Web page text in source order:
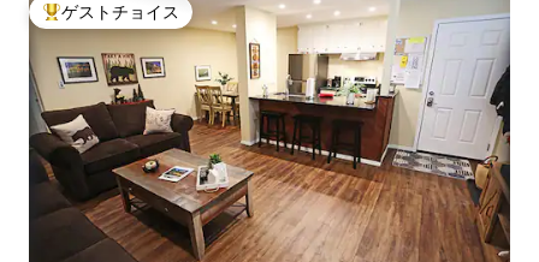
大好評のゲストチョイスです。
ゲストチョイス